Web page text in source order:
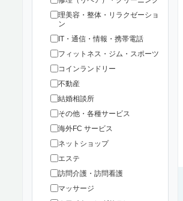
理美容・整体・リラクゼーショ
ン
IT・通信・情報・携帯電話
フィットネス・ジム・スポーツ
コインランドリー
不動産
結婚相談所
その他・各種サービス
海外FC サービス
ネットショップ
エステ
訪問介護・訪問看護
マッサージ